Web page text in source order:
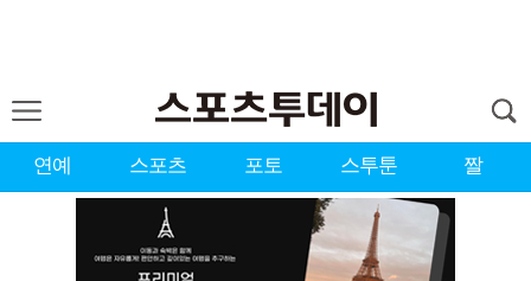
연예 스포츠 포토 스투툰 짤